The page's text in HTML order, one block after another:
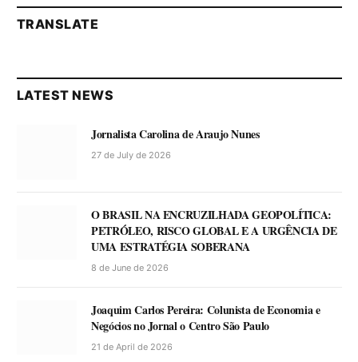
TRANSLATE
LATEST NEWS
Jornalista Carolina de Araujo Nunes
27 de July de 2026
O BRASIL NA ENCRUZILHADA GEOPOLÍTICA:
PETRÓLEO, RISCO GLOBAL E A URGÊNCIA DE
UMA ESTRATÉGIA SOBERANA
8 de June de 2026
Joaquim Carlos Pereira: Colunista de Economia e
Negócios no Jornal o Centro São Paulo
21 de April de 2026